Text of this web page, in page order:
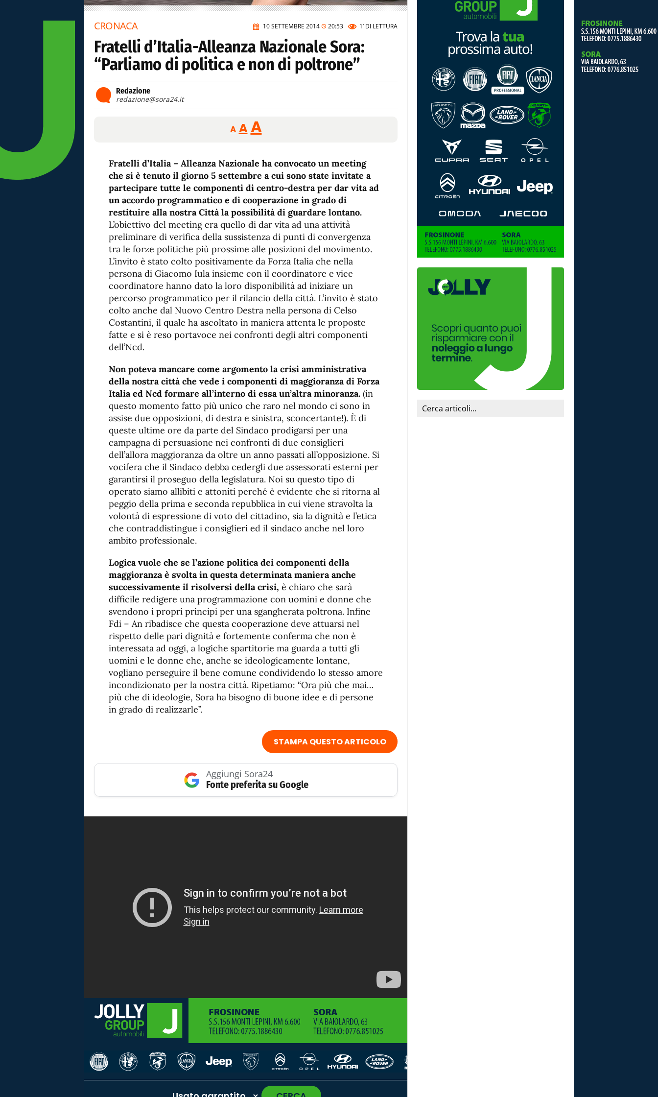
10 SETTEMBRE 2014 20:53 1’ DI LETTURA
CRONACA
Fratelli d’Italia-Alleanza Nazionale Sora:
“Parliamo di politica e non di poltrone”
Redazione
redazione@sora24.it
A
Reducir
tamaño
A Restablecer
tamaño
de
fuente
AAumentar
de
fuente.
Fratelli d’Italia – Alleanza Nazionale ha convocato un meeting
che si è tenuto il giorno 5 settembre a cui sono state invitate a
partecipare tutte le componenti di centro-destra per dar vita ad
un accordo programmatico e di cooperazione in grado di
restituire alla nostra Città la possibilità di guardare lontano.
L’obiettivo del meeting era quello di dar vita ad una attività
preliminare di verifica della sussistenza di punti di convergenza
tra le forze politiche più prossime alle posizioni del movimento.
L’invito è stato colto positivamente da Forza Italia che nella
persona di Giacomo Iula insieme con il coordinatore e vice
coordinatore hanno dato la loro disponibilità ad iniziare un
percorso programmatico per il rilancio della città. L’invito è stato
colto anche dal Nuovo Centro Destra nella persona di Celso
Costantini, il quale ha ascoltato in maniera attenta le proposte
fatte e si è reso portavoce nei confronti degli altri componenti
dell’Ncd.
Non poteva mancare come argomento la crisi amministrativa
della nostra città che vede i componenti di maggioranza di Forza
Italia ed Ncd formare all’interno di essa un’altra minoranza. (in
questo momento fatto più unico che raro nel mondo ci sono in
assise due opposizioni, di destra e sinistra, sconcertante!). È di
queste ultime ore da parte del Sindaco prodigarsi per una
campagna di persuasione nei confronti di due consiglieri
dell’allora maggioranza da oltre un anno passati all’opposizione. Si
vocifera che il Sindaco debba cedergli due assessorati esterni per
garantirsi il proseguo della legislatura. Noi su questo tipo di
operato siamo allibiti e attoniti perché è evidente che si ritorna al
peggio della prima e seconda repubblica in cui viene stravolta la
volontà di espressione di voto del cittadino, sia la dignità e l’etica
che contraddistingue i consiglieri ed il sindaco anche nel loro
ambito professionale.
Logica vuole che se l’azione politica dei componenti della
maggioranza è svolta in questa determinata maniera anche
successivamente il risolversi della crisi, è chiaro che sarà
difficile redigere una programmazione con uomini e donne che
svendono i propri principi per una sgangherata poltrona. Infine
Fdi – An ribadisce che questa cooperazione deve attuarsi nel
rispetto delle pari dignità e fortemente conferma che non è
interessata ad oggi, a logiche spartitorie ma guarda a tutti gli
uomini e le donne che, anche se ideologicamente lontane,
vogliano perseguire il bene comune condividendo lo stesso amore
incondizionato per la nostra città. Ripetiamo: “Ora più che mai…
più che di ideologie, Sora ha bisogno di buone idee e di persone
in grado di realizzarle”.
STAMPA QUESTO ARTICOLO
Aggiungi Sora24
Fonte preferita su Google